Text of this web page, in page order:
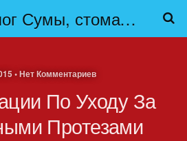
Стоматолог Сумы, стоматологические клиники Сумы, детская стоматология в Сумах. | Частная стоматология Сумы
• Нет Комментариев
По Уходу За
Протезами